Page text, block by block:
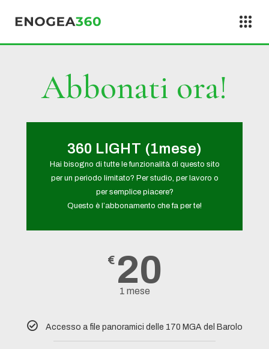
Abbonati ora!
360 LIGHT (1mese)
Hai bisogno di tutte le funzionalità di questo sito
per un periodo limitato? Per studio, per lavoro o
per semplice piacere?
Questo è l’abbonamento che fa per te!
€ 20
1 mese
Accesso a file panoramici delle 170 MGA del Barolo